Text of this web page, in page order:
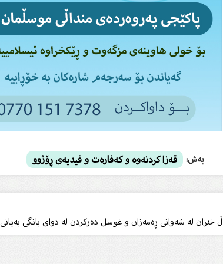
بەش: قەزا کردنەوە و کەفارەت و فیدیەى ڕۆژوو
لە شەوانى ڕەمەزان و غوسل دەرکردن لە دواى بانگی بەیانى